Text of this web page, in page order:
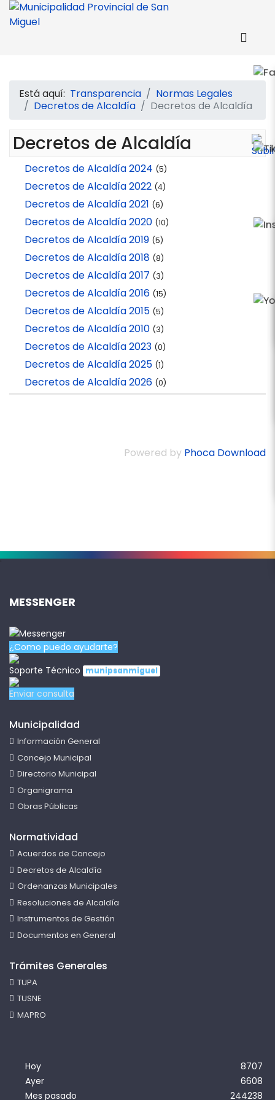
Está aquí: Transparencia
Normas Legales
Decretos de Alcaldía
Decretos de Alcaldía
Decretos de Alcaldía
Decretos de Alcaldía 2024 (5)
Decretos de Alcaldía 2022 (4)
Decretos de Alcaldía 2021 (6)
Decretos de Alcaldía 2020 (10)
Decretos de Alcaldía 2019 (5)
Decretos de Alcaldía 2018 (8)
Decretos de Alcaldía 2017 (3)
Decretos de Alcaldía 2016 (15)
Decretos de Alcaldía 2015 (5)
Decretos de Alcaldía 2010 (3)
Decretos de Alcaldía 2023 (0)
Decretos de Alcaldía 2025 (1)
Decretos de Alcaldía 2026 (0)
Powered by Phoca Download
.
MESSENGER
¿Como puedo ayudarte?
Soporte Técnico
munipsanmiguel
Enviar consulta
Municipalidad
Información General
Concejo Municipal
Directorio Municipal
Organigrama
Obras Públicas
Normatividad
Acuerdos de Concejo
Decretos de Alcaldía
Ordenanzas Municipales
Resoluciones de Alcaldía
Instrumentos de Gestión
Documentos en General
Trámites Generales
TUPA
TUSNE
MAPRO
Hoy
Ayer
Mes pasado
8707
6608
244238